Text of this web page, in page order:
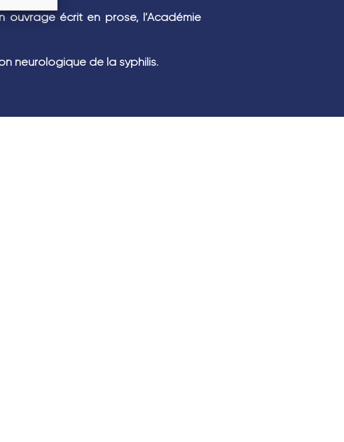
écrit en prose, l’Académie
neurologique de la syphilis.